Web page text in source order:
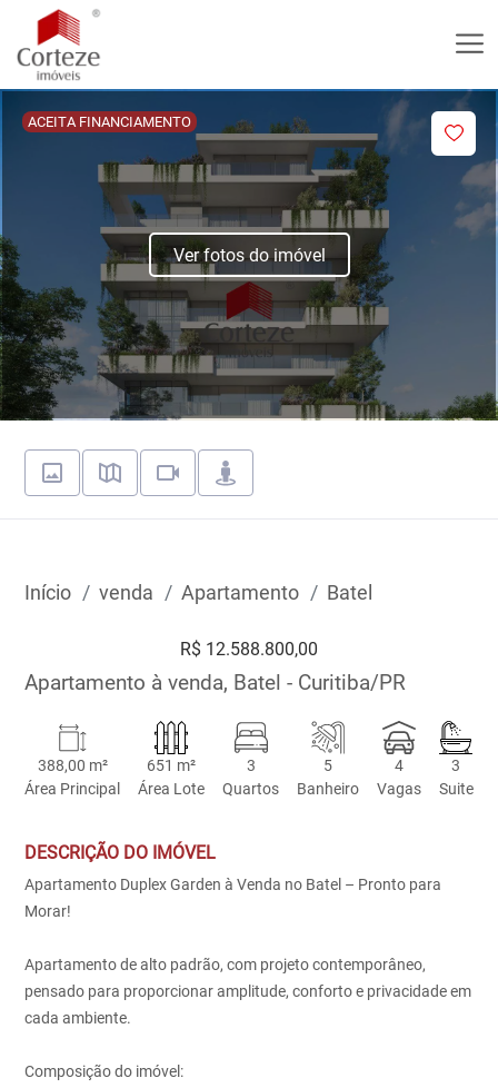
ACEITA FINANCIAMENTO
Ver fotos do imóvel
Início venda Apartamento Batel
R$ 12.588.800,00
Apartamento à venda, Batel - Curitiba/PR
388,00 m²
Área Principal
651 m²
Área Lote
3
Quartos
5
Banheiro
4
Vagas
3
Suite
DESCRIÇÃO DO IMÓVEL
Apartamento Duplex Garden à Venda no Batel – Pronto para
Morar!
Apartamento de alto padrão, com projeto contemporâneo,
pensado para proporcionar amplitude, conforto e privacidade em
cada ambiente.
Composição do imóvel: